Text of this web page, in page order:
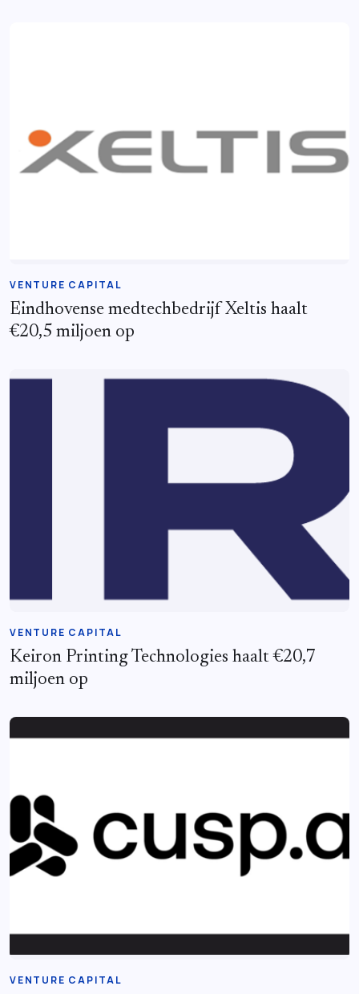
VENTURE CAPITAL
Eindhovense medtechbedrijf Xeltis haalt
€20,5 miljoen op
VENTURE CAPITAL
Keiron Printing Technologies haalt €20,7
miljoen op
VENTURE CAPITAL